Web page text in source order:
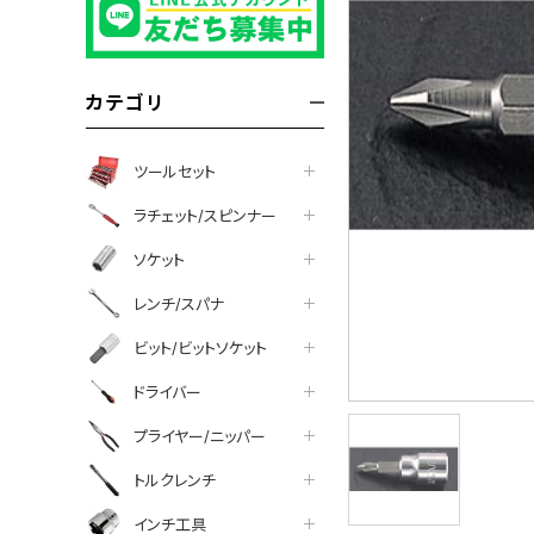
カテゴリ
ツールセット
ラチェット/スピンナー
ソケット
レンチ/スパナ
ビット/ビットソケット
ドライバー
プライヤー/ニッパー
トルクレンチ
インチ工具